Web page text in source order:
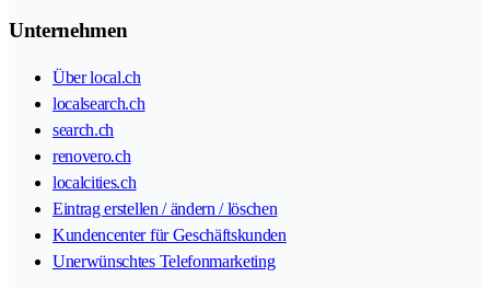
Unternehmen
Über local.ch
localsearch.ch
search.ch
renovero.ch
localcities.ch
Eintrag erstellen / ändern / löschen
Kundencenter für Geschäftskunden
Unerwünschtes Telefonmarketing